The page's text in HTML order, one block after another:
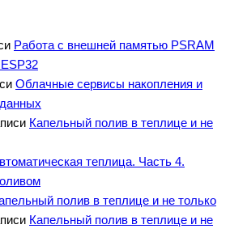
Работа с внешней памятью PSRAM
Облачные сервисы накопления и
Капельный полив в теплице и не
теплица. Часть 4.
полив в теплице и не только
Капельный полив в теплице и не